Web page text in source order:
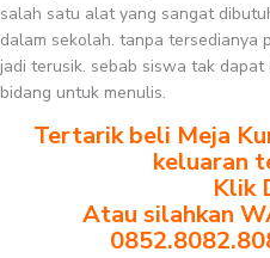
salah satu alat yang sangat
dalam sekolah. tanpa tersedianya
jadi terusik. sebab siswa tak
bidang untuk menulis.
Tertarik beli Meja
keluaran
Klik
Atau silahkan